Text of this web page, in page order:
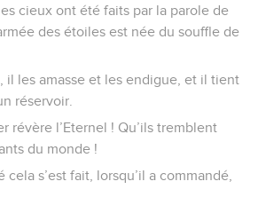
cieux ont été faits par la parole de
des étoiles est née du souffle de
il les amasse et les endigue, et il tient
réservoir.
révère l’Eternel ! Qu’ils tremblent
du monde !
cela s’est fait, lorsqu’il a commandé,